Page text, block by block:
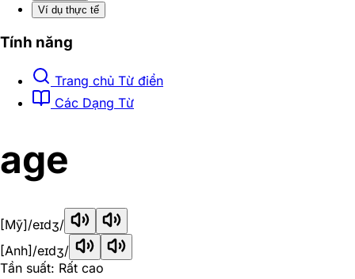
Ví dụ thực tế
Tính năng
Trang chủ Từ điển
Các Dạng Từ
age
[Mỹ]/eɪdʒ/
[Anh] /eɪdʒ/
Tần suất: Rất cao